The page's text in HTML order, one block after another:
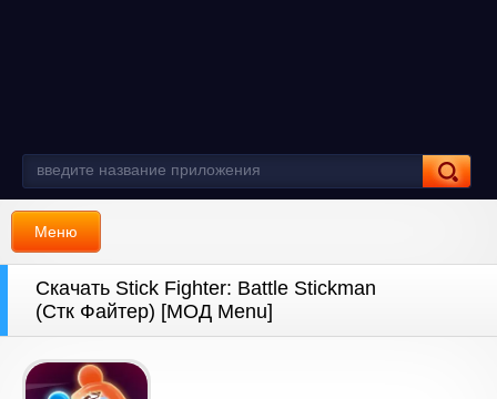
Меню
Скачать Stick Fighter: Battle Stickman
(Стк Файтер) [МОД Menu]